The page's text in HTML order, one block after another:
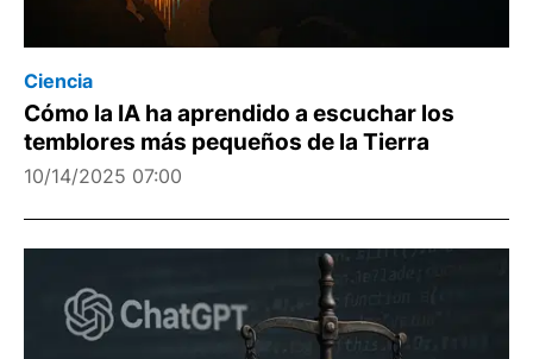
Ciencia
Cómo la IA ha aprendido a escuchar los
temblores más pequeños de la Tierra
10/14/2025 07:00